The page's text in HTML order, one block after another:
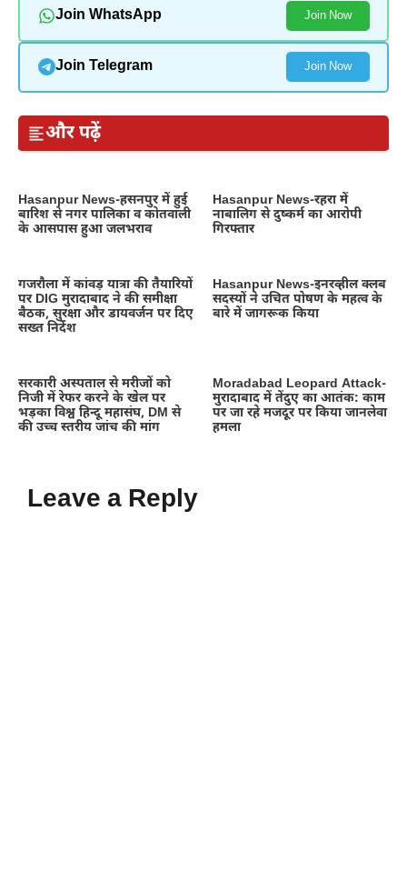
Join WhatsApp Join Now
Join Telegram Join Now
और पढ़ें
Hasanpur News-हसनपुर में हुई
बारिश से नगर पालिका व कोतवाली
के आसपास हुआ जलभराव
Hasanpur News-रहरा में
नाबालिग से दुष्कर्म का आरोपी
गिरफ्तार
गजरौला में कांवड़ यात्रा की तैयारियों
पर DIG मुरादाबाद ने की समीक्षा
बैठक, सुरक्षा और डायवर्जन पर दिए
सख्त निर्देश
Hasanpur News-इनरव्हील क्लब
सदस्यों ने उचित पोषण के महत्व के
बारे में जागरूक किया
सरकारी अस्पताल से मरीजों को
निजी में रेफर करने के खेल पर
भड़का विश्व हिन्दू महासंघ, DM से
की उच्च स्तरीय जांच की मांग
Moradabad Leopard Attack-
मुरादाबाद में तेंदुए का आतंक: काम
पर जा रहे मजदूर पर किया जानलेवा
हमला
Leave a Reply